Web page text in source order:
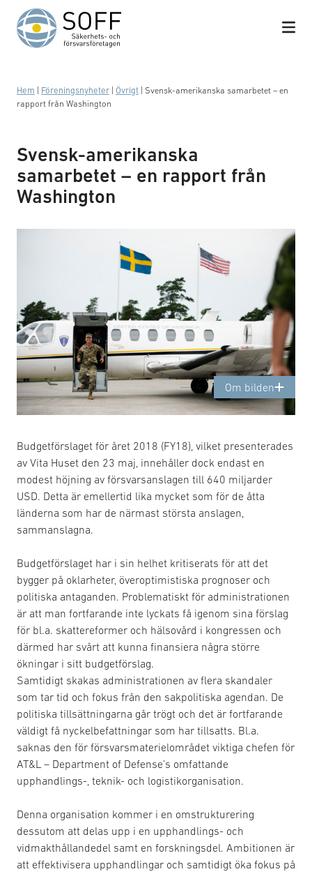
Hoppa till innehåll
Hem Föreningsnyheter Övrigt
Svensk-amerikanska samarbetet – en
rapport från Washington
Svensk-amerikanska
samarbetet – en rapport från
Washington
Om bilden
Foto: Emy Åklundh/Försvarsmakten
Budgetförslaget för året 2018 (FY18), vilket presenterades
av Vita Huset den 23 maj, innehåller dock endast en
modest höjning av försvarsanslagen till 640 miljarder
USD. Detta är emellertid lika mycket som för de åtta
länderna som har de närmast största anslagen,
sammanslagna.
Budgetförslaget har i sin helhet kritiserats för att det
bygger på oklarheter, överoptimistiska prognoser och
politiska antaganden. Problematiskt för administrationen
är att man fortfarande inte lyckats få igenom sina förslag
för bl.a. skattereformer och hälsovård i kongressen och
därmed har svårt att kunna finansiera några större
ökningar i sitt budgetförslag.
Samtidigt skakas administrationen av flera skandaler
som tar tid och fokus från den sakpolitiska agendan. De
politiska tillsättningarna går trögt och det är fortfarande
väldigt få nyckelbefattningar som har tillsatts. Bl.a.
saknas den för försvarsmaterielområdet viktiga chefen för
AT&L – Department of Defense’s omfattande
upphandlings-, teknik- och logistikorganisation.
Denna organisation kommer i en omstrukturering
dessutom att delas upp i en upphandlings- och
vidmakthållandedel samt en forskningsdel. Ambitionen är
att effektivisera upphandlingar och samtidigt öka fokus på